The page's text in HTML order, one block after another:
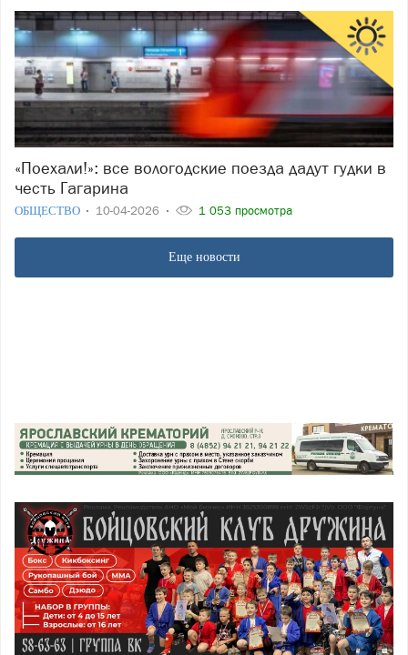
«Поехали!»: все вологодские поезда дадут гудки в
честь Гагарина
ОБЩЕСТВО 10-04-2026 1 053 просмотра
Еще новости